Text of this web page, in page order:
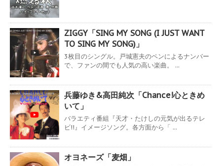
ZIGGY「SING MY SONG (I JUST WANT
TO SING MY SONG)」
3枚目のシングル。戸城憲夫のペンによるナンバー
で、ファンの間でも人気の高い楽曲。 ...
兵藤ゆき&高田純次「Chance!心ときめ
いて」
バラエティ番組『天才・たけしの元気が出るテレ
ビ!!』イメージソング。各方面から「 ...
オヨネーズ「麦畑」